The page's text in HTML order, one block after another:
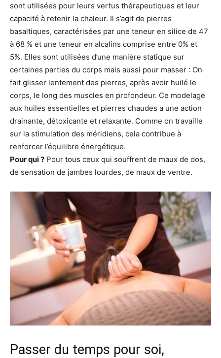
sont utilisées pour leurs vertus thérapeutiques et leur
capacité à retenir la chaleur. Il s’agit de pierres
basaltiques, caractérisées par une teneur en silice de 47
à 68 % et une teneur en alcalins comprise entre 0% et
5%. Elles sont utilisées d’une manière statique sur
certaines parties du corps mais aussi pour masser : On
fait glisser lentement des pierres, après avoir huilé le
corps, le long des muscles en profondeur. Ce modelage
aux huiles essentielles et pierres chaudes a une action
drainante, détoxicante et relaxante. Comme on travaille
sur la stimulation des méridiens, cela contribue à
renforcer l’équilibre énergétique.
Pour qui ? Pour tous ceux qui souffrent de maux de dos,
de sensation de jambes lourdes, de maux de ventre.
Passer du temps pour soi,